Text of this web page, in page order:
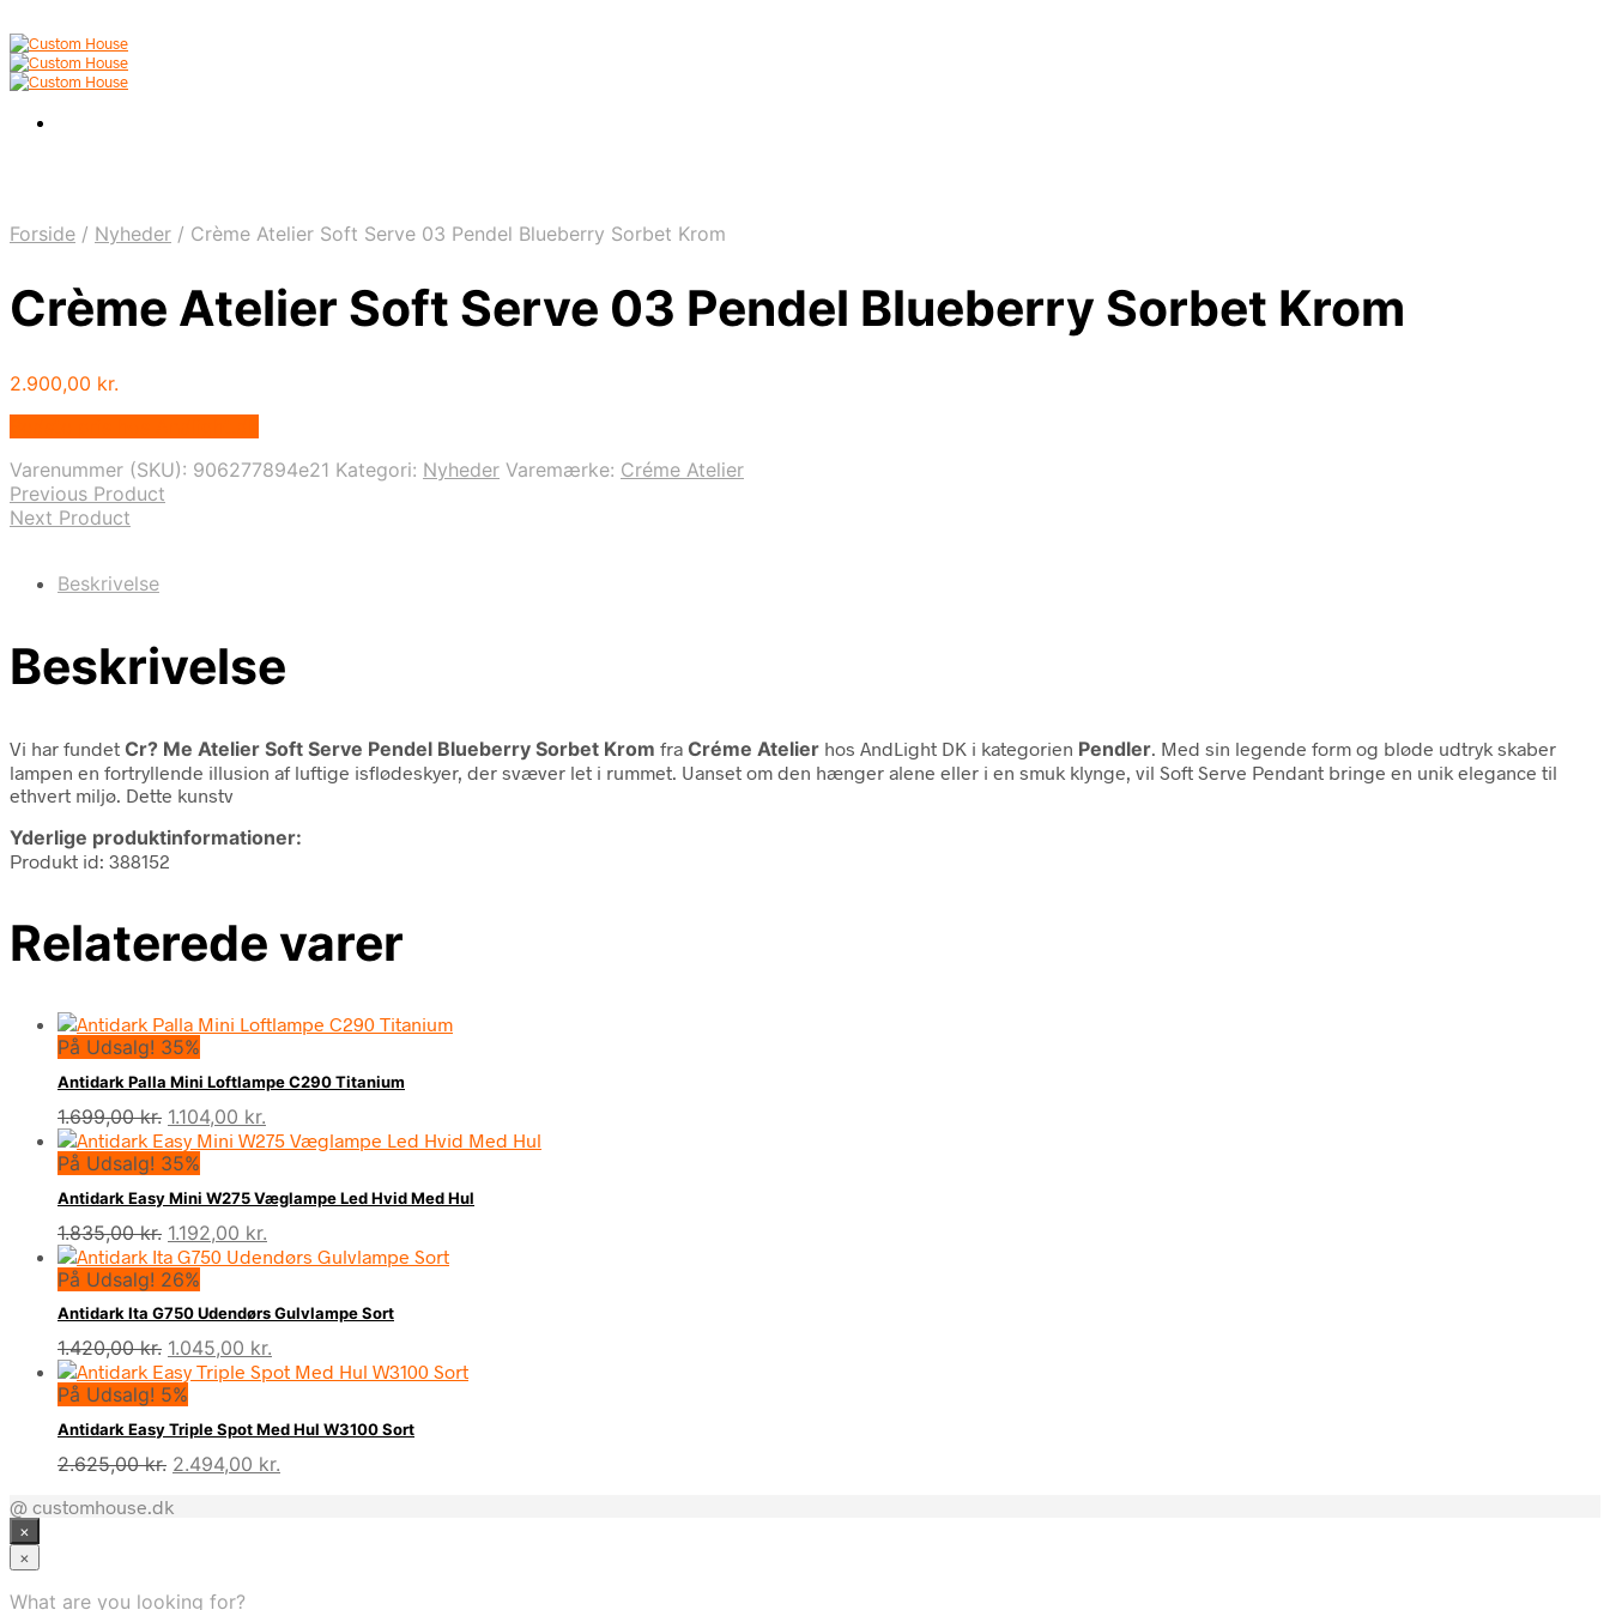
Forside / Nyheder / Crème Atelier Soft Serve 03 Pendel Blueberry Sorbet Krom
Crème Atelier Soft Serve 03 Pendel Blueberry Sorbet Krom
2.900,00 kr.
Varenummer (SKU): 906277894e21 Kategori: Nyheder Varemærke: Créme Atelier
Previous Product
Next Product
Beskrivelse
Beskrivelse
Vi har fundet Cr? Me Atelier Soft Serve Pendel Blueberry Sorbet Krom fra Créme Atelier hos AndLight DK i kategorien Pendler . Med sin legende form og bløde udtryk skaber
lampen en fortryllende illusion af luftige isflødeskyer, der svæver let i rummet. Uanset om den hænger alene eller i en smuk klynge, vil Soft Serve Pendant bringe en unik elegance til
ethvert miljø. Dette kunstv
Yderlige produktinformationer:
Produkt id: 388152
Relaterede varer
På Udsalg! 35%
Antidark Palla Mini Loftlampe C290 Titanium
1.699,00kr. Den
oprindelige
pris
var:
1.699,00 kr..
1.104,00 kr.
aktuelle
er:
1.104,00 kr..
På Udsalg! 35%
Antidark Easy Mini W275 Væglampe Led Hvid Med Hul
1.835,00kr. Den
oprindelige
pris
var:
1.835,00 kr..
1.192,00 kr.
aktuelle
er:
1.192,00 kr..
På Udsalg! 26%
Antidark Ita G750 Udendørs Gulvlampe Sort
1.420,00kr. Den
oprindelige
pris
var:
1.420,00 kr..
1.045,00 kr.
aktuelle
er:
1.045,00 kr..
På Udsalg! 5%
Antidark Easy Triple Spot Med Hul W3100 Sort
2.625,00kr. Den
pris
2.494,00 kr.
@ customhouse.dk
×
×
What are you looking for?